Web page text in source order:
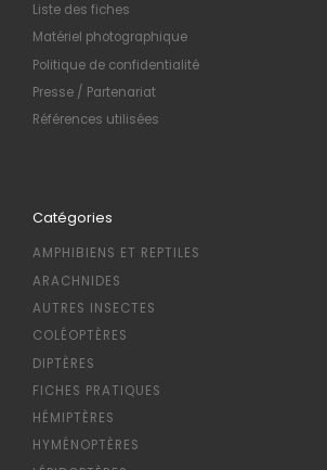
Liste des fiches
Matériel photographique
Politique de confidentialité
Presse / Partenariat
Références utilisées
Catégories
AMPHIBIENS ET REPTILES
ARACHNIDES
AUTRES INSECTES
COLÉOPTÈRES
DIPTÈRES
FICHES PRATIQUES
HÉMIPTÈRES
HYMÉNOPTÈRES